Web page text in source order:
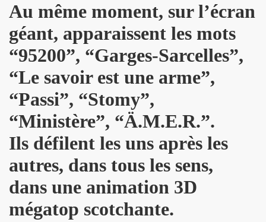
Au même moment, sur l’écran
géant, apparaissent les mots
“95200”, “Garges-Sarcelles”,
“Le savoir est une arme”,
“Passi”, “Stomy”,
“Ministère”, “Ä.M.E.R.”.
Ils défilent les uns après les
autres, dans tous les sens,
dans une animation 3D
mégatop scotchante.
concert de BIJOU SVP le 14 novembre 2009 a
le 28 octobre 2009 a l'Espace 315 du CENTRE
concert d'ALEX BEAUPAIN le 17 octobre 2009 aux
3 octobre 2009 a L'ARCHIPEL (Paris).
MAG" (2 octobre 2009).
28 aout 2009 aux TROIS BAUDETS a Paris.
BARDOT" le 16 mai 2009 a L'ARCHIPEL a Paris.
et JACQUES DUVALL les 18 et 19 avril 2009 aux
le 17 avril 2009 au GLOBO a PARIS.